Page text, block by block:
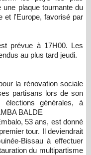
plaque tournante du
et l'Europe, favorisé par
prévue à 17H00. Les
au plus tard jeudi.
la rénovation sociale
partisans lors de son
élections générales, à
BALDE
53 ans, est donné
tour. Il deviendrait
Bissau à effectuer
du multipartisme